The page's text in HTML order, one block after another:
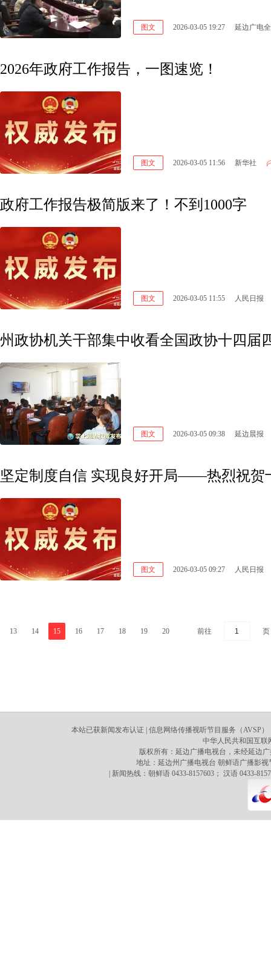
图文 2026-03-05 19:27 延边广电
2026年政府工作报告，一图速览！
图文 2026-03-05 11:56 新华社
政府工作报告极简版来了！不到1000字
图文 2026-03-05 11:55 人民日报
州政协机关干部集中收看全国政协十四届
图文 2026-03-05 09:38 延边晨报
坚定制度自信 实现良好开局——热烈祝贺
图文 2026-03-05 09:27 人民日报
13 14 15 16 17 18 19 20 前往 页
本站已获新闻发布认证 | 信息网络传播视听节目服务（AVSP）
中华人民共和国互联
版权所有：延边广播电视台，未经延边
地址：延边州广播电视台 朝鲜语广播影视
| 新闻热线：朝鲜语 0433-8157603； 汉语 0433-